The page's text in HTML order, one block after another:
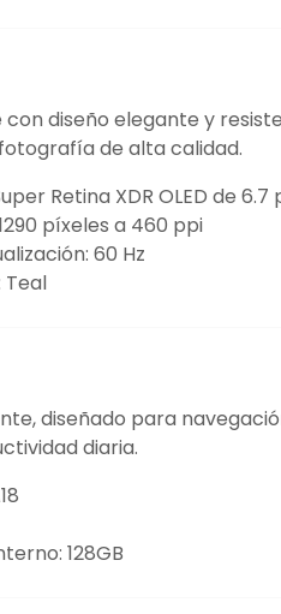
diseño elegante y
de alta calidad.
Retina XDR OLED de 6.7
píxeles a 460 ppi
60 Hz
Teal
diseñado para
diaria.
128GB